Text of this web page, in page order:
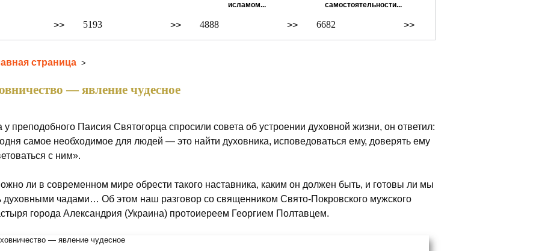
>> >>
5193
исламом...
>>
4888
самостоятельности...
>>
6682
страница >
— явление чудесное
у преподобного Паисия Святогорца спросили совета об устроении духовной жизни, он ответил:
самое необходимое для людей — это найти духовника, исповедоваться ему, доверять ему
с ним».
ли в современном мире обрести такого наставника, каким он должен быть, и готовы ли мы
духовными чадами… Об этом наш разговор со священником Свято-Покровского мужского
города Александрия (Украина) протоиереем Георгием Полтавцем.